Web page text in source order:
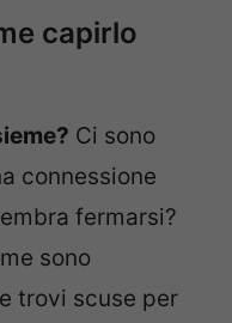
capirlo
Ci sono
connessione
fermarsi?
sono
trovi scuse per